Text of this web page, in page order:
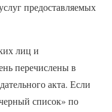
предоставляемых
лиц и
перечислены в
акта. Если
список» по